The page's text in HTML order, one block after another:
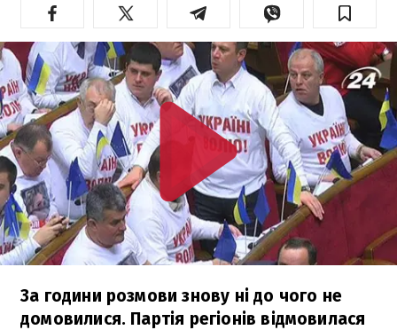
За години розмови знову ні до чого не
домовилися. Партія регіонів відмовилася